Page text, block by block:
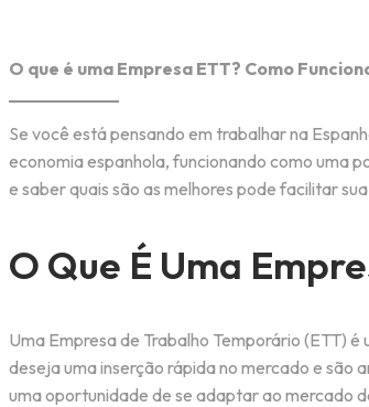
O que é uma Empresa ETT? Como
Se você está pensando em trabalhar na
economia espanhola, funcionando como uma
e saber quais são as melhores pode facilitar
O Que É Uma
Uma Empresa de Trabalho Temporário (ETT)
deseja uma inserção rápida no mercado e são
uma oportunidade de se adaptar ao mercado